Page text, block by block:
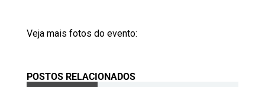
Veja mais fotos do evento:
POSTOS RELACIONADOS